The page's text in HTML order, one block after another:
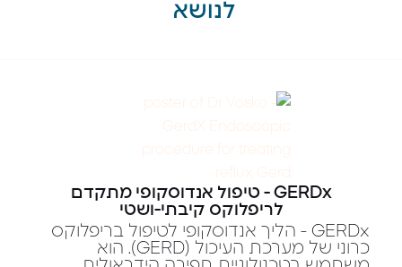
לנושא
GERDx - טיפול אנדוסקופי מתקדם
לריפלוקס קיבתי-ושטי
GERDx - הליך אנדוסקופי לטיפול בריפלוקס
כרוני של מערכת העיכול (GERD). הוא